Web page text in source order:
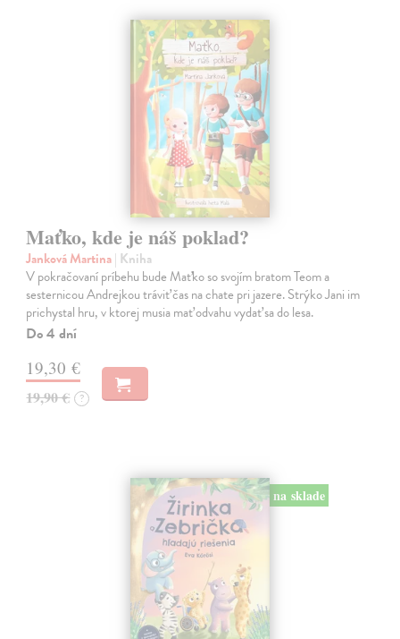
Maťko, kde je náš poklad?
Janková Martina| Kniha
V pokračovaní príbehu bude Maťko so svojím bratom Teom a
sesternicou Andrejkou tráviť čas na chate pri jazere. Strýko Jani im
prichystal hru, v ktorej musia mať odvahu vydať sa do lesa.
Do 4 dní
19,30 €
19,90 € ?
na sklade